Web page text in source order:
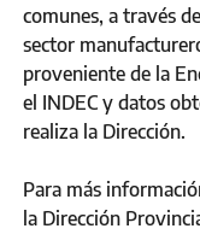
comunes, a través
sector
proveniente de la
el INDEC y datos
realiza la Dirección.
Para más
la Dirección